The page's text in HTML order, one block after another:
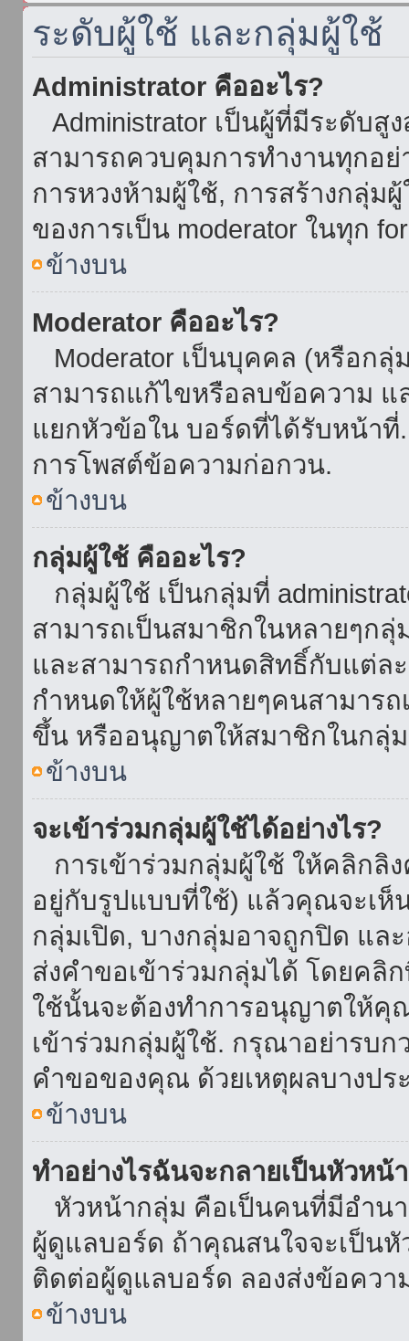
ระดับผู้ใช้ และกลุ่มผู้ใช้
Administrator คืออะไร?
Administrator เป็นผู้ที่มีระดับ
สามารถควบคุมการทำงานทุกอ
การหวงห้ามผู้ใช้, การสร้างกลุ่ม
ของการเป็น moderator ในทุก
ข้างบน
Moderator คืออะไร?
Moderator เป็นบุคคล (หรือก
สามารถแก้ไขหรือลบข้อความ แ
แยกหัวข้อใน บอร์ดที่ได้รับหน้าที่
การโพสต์ข้อความก่อกวน.
ข้างบน
กลุ่มผู้ใช้ คืออะไร?
กลุ่มผู้ใช้ เป็นกลุ่มที่
สามารถเป็นสมาชิกในหลายๆก
และสามารถกำหนดสิทธิ์กับแต่ล
กำหนดให้ผู้ใช้หลายๆคนสามารถ
ขึ้น หรืออนุญาตให้สมาชิกในกลุ่ม
ข้างบน
จะเข้าร่วมกลุ่มผู้ใช้ได้อย่างไร?
การเข้าร่วมกลุ่มผู้ใช้ ให้คลิก
อยู่กับรูปแบบที่ใช้) แล้วคุณจะเห็
กลุ่มเปิด, บางกลุ่มอาจถูกปิด แ
ส่งคำขอเข้าร่วมกลุ่มได้ โดยคลิ
ใช้นั้นจะต้องทำการอนุญาตให้คุ
เข้าร่วมกลุ่มผู้ใช้. กรุณาอย่ารบก
คำขอของคุณ ด้วยเหตุผลบางปร
ข้างบน
ทำอย่างไรฉันจะกลายเป็นหัวหน้
หัวหน้ากลุ่ม คือเป็นคนที่มีอำนา
ผู้ดูแลบอร์ด ถ้าคุณสนใจจะเป็น
ติดต่อผู้ดูแลบอร์ด ลองส่งข้อคว
ข้างบน